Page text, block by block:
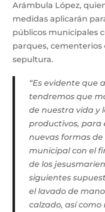
Arámbula López,
medidas aplicarán
públicos municipales
parques, cementerios
sepultura.
“Es evidente que
tendremos que
de nuestra vida y
productivos, para
nuevas formas
municipal con el
de los
siguientes
el lavado de
calzado, así